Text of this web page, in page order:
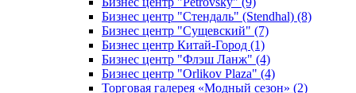
Бизнес центр "Стендаль" (Stendhal) (8)
Бизнес центр "Сущевский" (7)
Бизнес центр Китай-Город (1)
Бизнес центр "Флэш Ланж" (4)
Бизнес центр "Orlikov Plaza" (4)
Торговая галерея «Модный сезон» (2)